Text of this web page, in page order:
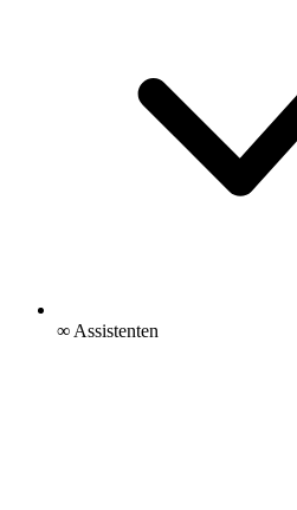
∞ Assistenten